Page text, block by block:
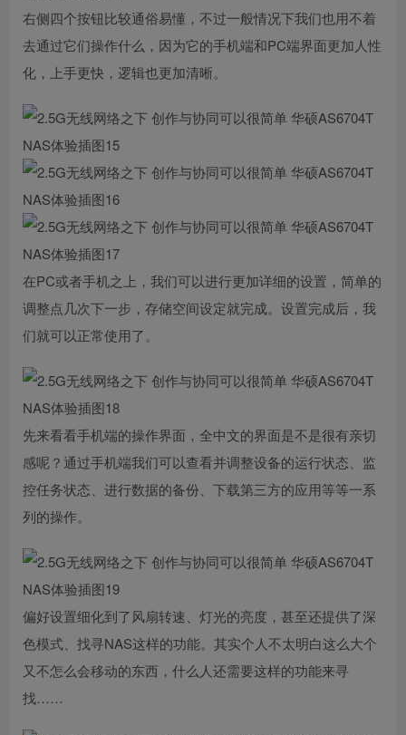
右侧四个按钮比较通俗易懂，不过一般情况下我们也用不着
去通过它们操作什么，因为它的手机端和PC端界面更加人性
化，上手更快，逻辑也更加清晰。
在PC或者手机之上，我们可以进行更加详细的设置，简单的
调整点几次下一步，存储空间设定就完成。设置完成后，我
们就可以正常使用了。
先来看看手机端的操作界面，全中文的界面是不是很有亲切
感呢？通过手机端我们可以查看并调整设备的运行状态、监
控任务状态、进行数据的备份、下载第三方的应用等等一系
列的操作。
偏好设置细化到了风扇转速、灯光的亮度，甚至还提供了深
色模式、找寻NAS这样的功能。其实个人不太明白这么大个
又不怎么会移动的东西，什么人还需要这样的功能来寻
找……